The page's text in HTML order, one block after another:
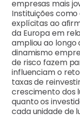
empresas mais
Instituições como
explícitas ao
da Europa em
ampliou ao longo
dinamismo
de risco fazem
influenciam o
taxas de
crescimento dos
quanto os
cada unidade de